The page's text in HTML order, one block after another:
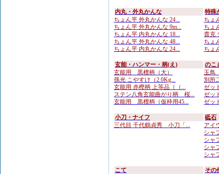
内丸・外丸かんな
ちょん平 外丸かんな 24...
ちょん平 外丸かんな 9m...
ちょん平 内丸かんな 18...
ちょん平 外丸かんな 48...
ちょん平 内丸かんな 24...
特殊
ちょ
ちょ
貴克
ちょ
ちょ
玄能・ハンマー・柄(え)
玄能用 黒檀柄（大）
孫光 こやすけ（2.0Kg...
玄能用 赤樫柄 上等品（（...
ステン八角玄能曲がり柄 桜...
玄能用 黒檀柄（仮枠用45...
のこ
玉鳥
別所
ゼッ
ゼッ
ゼッ
小刀・ナイフ
三代目 千代鶴貞秀 小刀「...
砥石
アイ
シャ
シャ
シャ
シャ
こて
その